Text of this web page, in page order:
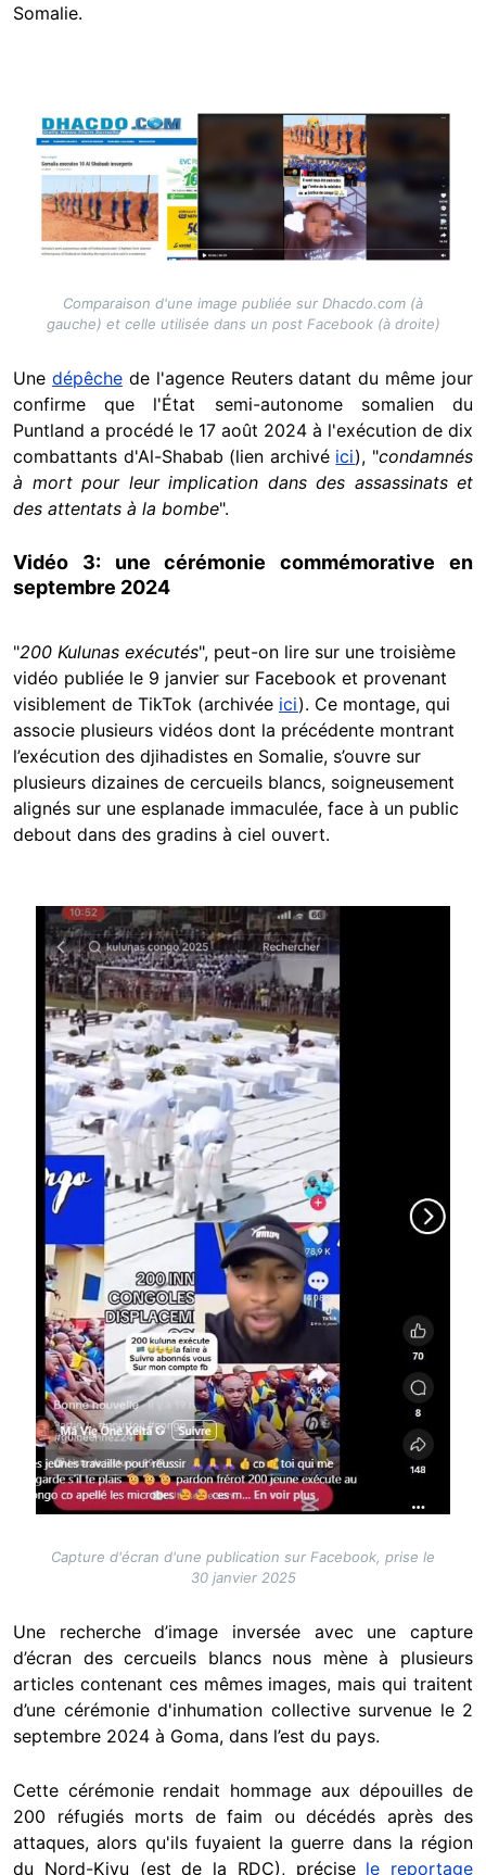
Somalie.
Image
Comparaison d'une image publiée sur Dhacdo.com (à
gauche) et celle utilisée dans un post Facebook (à droite)
Une dépêchede l'agence Reuters datant du même jour
confirme que l'État semi-autonome somalien du
Puntland a procédé le 17 août 2024 à l'exécution de dix
combattants d'Al-Shabab (lien archivé ici), "condamnés
à mort pour leur implication dans des assassinats et
des attentats à la bombe".
Vidéo 3: une cérémonie commémorative en
septembre 2024
"200 Kulunas exécutés", peut-on lire sur une troisième
vidéo publiée le 9 janvier sur Facebook et provenant
visiblement de TikTok (archivée ici). Ce montage, qui
associe plusieurs vidéos dont la précédente montrant
l’exécution des djihadistes en Somalie, s’ouvre sur
plusieurs dizaines de cercueils blancs, soigneusement
alignés sur une esplanade immaculée, face à un public
debout dans des gradins à ciel ouvert.
Image
Capture d'écran d'une publication sur Facebook, prise le
30 janvier 2025
Une recherche d’image inversée avec une capture
d’écran des cercueils blancs nous mène à plusieurs
articles contenant ces mêmes images, mais qui traitent
d’une cérémonie d'inhumation collective survenue le 2
septembre 2024 à Goma, dans l’est du pays.
Cette cérémonie rendait hommage aux dépouilles de
200 réfugiés morts de faim ou décédés après des
attaques, alors qu'ils fuyaient la guerre dans la région
du Nord-Kivu (est de la RDC), précise le reportage